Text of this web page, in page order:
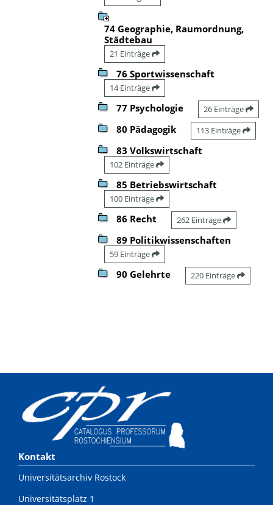
74 Geographie, Raumordnung,
Städtebau
21 Einträge
76 Sportwissenschaft
14 Einträge
77 Psychologie 26 Einträge
80 Pädagogik 113 Einträge
83 Volkswirtschaft
102 Einträge
85 Betriebswirtschaft
100 Einträge
86 Recht 262 Einträge
89 Politikwissenschaften
59 Einträge
90 Gelehrte 220 Einträge
Kontakt
Universitätsarchiv Rostock
Universitätsplatz 1